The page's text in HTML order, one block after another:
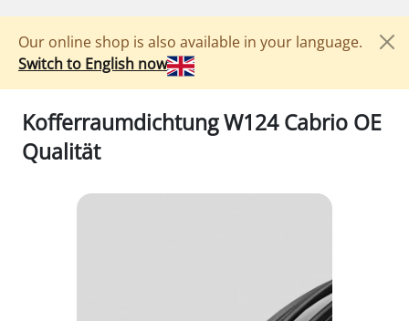
Our online shop is also available in your language.
Switch to English now
Kofferraumdichtung W124 Cabrio OE
Qualität